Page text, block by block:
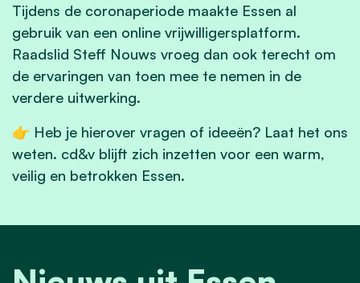
Tijdens de coronaperiode maakte Essen al
gebruik van een online vrijwilligersplatform.
Raadslid Steff Nouws vroeg dan ook terecht om
de ervaringen van toen mee te nemen in de
verdere uitwerking.
👉 Heb je hierover vragen of ideeën? Laat het ons
weten. cd&v blijft zich inzetten voor een warm,
veilig en betrokken Essen.